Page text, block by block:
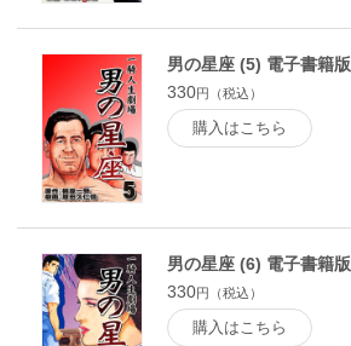
男の星座 (5) 電子書籍版
330円（税込）
購入はこちら
男の星座 (6) 電子書籍版
330円（税込）
購入はこちら